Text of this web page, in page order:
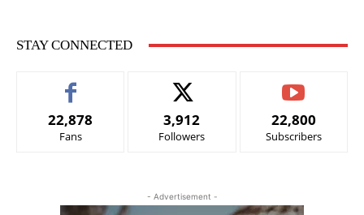
STAY CONNECTED
22,878
Fans
3,912
Followers
22,800
Subscribers
- Advertisement -